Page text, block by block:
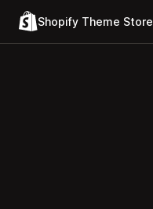
Shopify Theme Store